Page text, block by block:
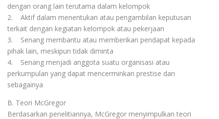
dengan orang lain terutama dalam kelompok
2. Aktif dalam menentukan atau pengambilan keputusan
terkait dengan kegiatan kelompok atau pekerjaan
3. Senang membantu atau memberikan pendapat kepada
pihak lain, meskipun tidak diminta
4. Senang menjadi anggota suatu organisasi atau
perkumpulan yang dapat mencerminkan prestise dan
sebagainya
B. Teori McGregor
Berdasarkan penelitiannya, McGregor menyimpulkan teori